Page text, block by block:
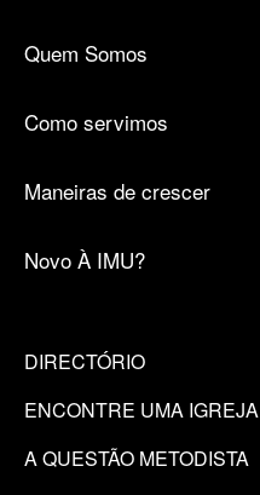
Quem Somos
Como servimos
Maneiras de crescer
Novo À IMU?
DIRECTÓRIO
ENCONTRE UMA IGREJA
A QUESTÃO METODISTA